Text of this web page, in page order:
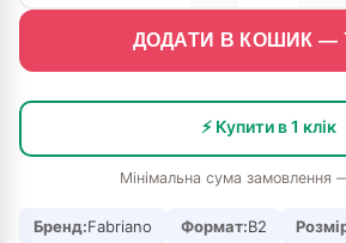
ДОДАТИ В КОШИК —
⚡ Купити в 1 клік
Мінімальна сума замовлення
Бренд:Fabriano Формат:В2